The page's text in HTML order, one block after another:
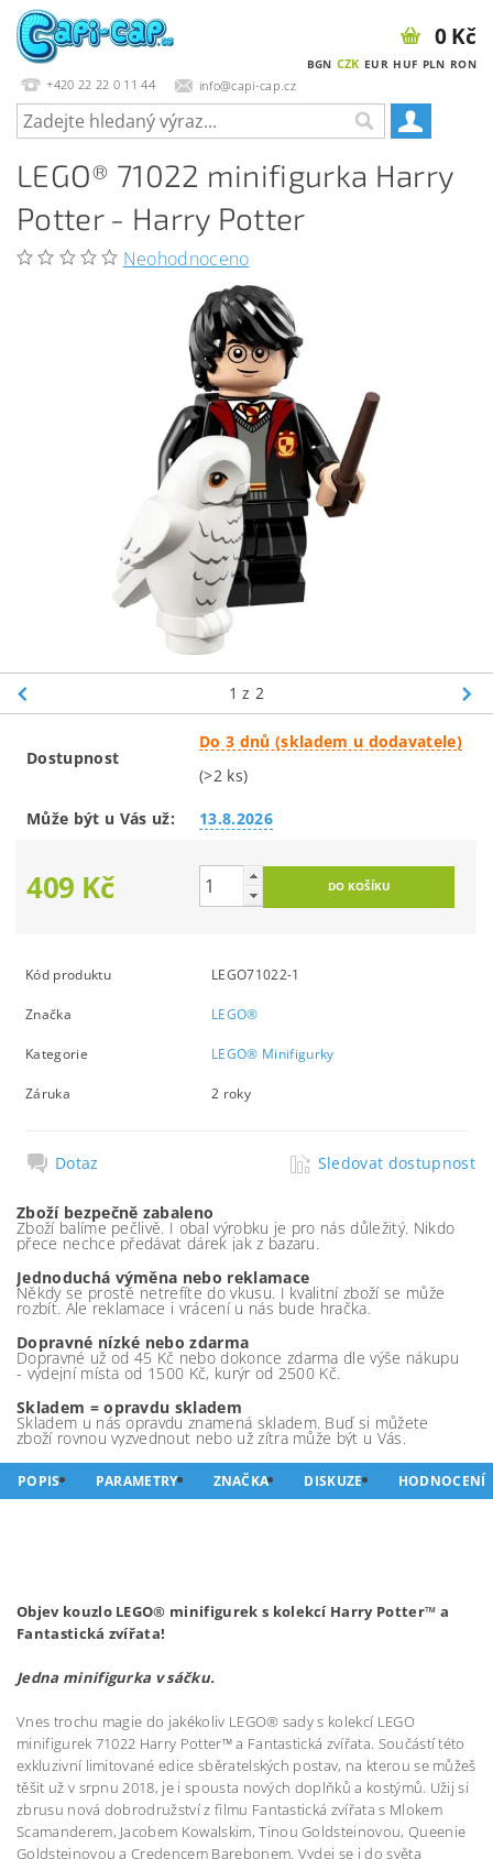
+420 22 22 0 11 44 info@capi-cap.cz
BGN CZK EUR HUF PLN RON
0 Kč
LEGO® 71022 minifigurka Harry
Potter - Harry Potter
Neohodnoceno
1 z 2
Dostupnost
Do 3 dnů (skladem u dodavatele)
(>2 ks)
Může být u Vás už: 13.8.2026
409 Kč
Kód produktu LEGO71022-1
Značka LEGO®
Kategorie LEGO® Minifigurky
Záruka 2 roky
Dotaz Sledovat dostupnost
Zboží bezpečně zabaleno
Zboží balíme pečlivě. I obal výrobku je pro nás důležitý. Nikdo
přece nechce předávat dárek jak z bazaru.
Jednoduchá výměna nebo reklamace
Někdy se prostě netrefíte do vkusu. I kvalitní zboží se může
rozbít. Ale reklamace i vrácení u nás bude hračka.
Dopravné nízké nebo zdarma
Dopravné už od 45 Kč nebo dokonce zdarma dle výše nákupu
- výdejní místa od 1500 Kč, kurýr od 2500 Kč.
Skladem = opravdu skladem
Skladem u nás opravdu znamená skladem. Buď si můžete
zboží rovnou vyzvednout nebo už zítra může být u Vás.
POPIS PARAMETRY ZNAČKA DISKUZE HODNOCENÍ
Objev kouzlo LEGO® minifigurek s kolekcí Harry Potter™ a
Fantastická zvířata!
Jedna minifigurka v sáčku.
Vnes trochu magie do jakékoliv LEGO® sady s kolekcí LEGO
minifigurek 71022 Harry Potter™ a Fantastická zvířata. Součástí této
exkluzivní limitované edice sběratelských postav, na kterou se můžeš
těšit už v srpnu 2018, je i spousta nových doplňků a kostýmů. Užij si
zbrusu nová dobrodružství z filmu Fantastická zvířata s Mlokem
Scamanderem, Jacobem Kowalskim, Tinou Goldsteinovou, Queenie
Goldsteinovou a Credencem Barebonem. Vydej se i do světa